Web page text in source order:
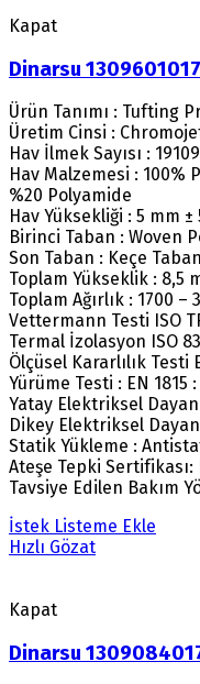
Kapat
Dinarsu
Ürün Tanımı : Tufting
Üretim Cinsi :
Hav İlmek Sayısı :
Hav Malzemesi : 100%
%20 Polyamide
Hav Yüksekliği : 5 mm
Birinci Taban : Woven
Son Taban : Keçe Taban
Toplam Yükseklik : 8,5
Toplam Ağırlık : 1700 –
Vettermann Testi ISO
Termal İzolasyon ISO
Ölçüsel Kararlılık Testi
Yürüme Testi : EN 1815 :
Yatay Elektriksel
Dikey Elektriksel
Statik Yükleme :
Ateşe Tepki Sertifikası:
Tavsiye Edilen Bakım
İstek Listeme Ekle
Hızlı Gözat
Kapat
Dinarsu